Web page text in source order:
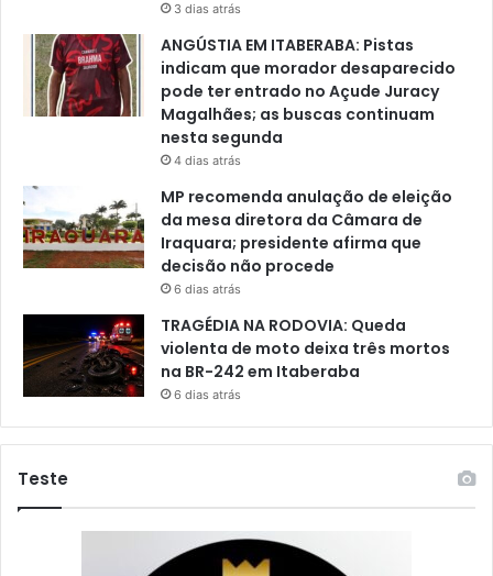
3 dias atrás
ANGÚSTIA EM ITABERABA: Pistas
indicam que morador desaparecido
pode ter entrado no Açude Juracy
Magalhães; as buscas continuam
nesta segunda
4 dias atrás
MP recomenda anulação de eleição
da mesa diretora da Câmara de
Iraquara; presidente afirma que
decisão não procede
6 dias atrás
TRAGÉDIA NA RODOVIA: Queda
violenta de moto deixa três mortos
na BR-242 em Itaberaba
6 dias atrás
Teste